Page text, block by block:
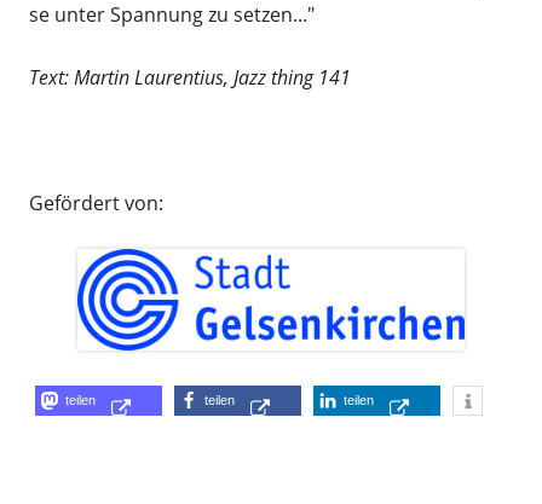
se unter Spannung zu setzen..."
Text: Martin Laurentius, Jazz thing 141
Gefördert von:
teilen
Opens
teilen
Opens
teilen
Opens